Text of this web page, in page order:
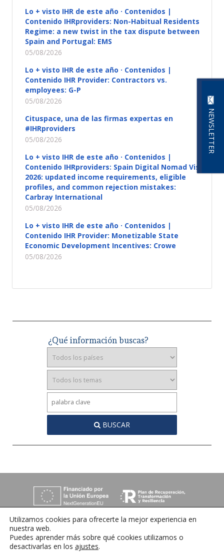
NEWSLETTER
Lo + visto IHR de este año · Contenidos |
Contenido IHRproviders: Non-Habitual Residents
Regime: a new twist in the tax dispute between
Spain and Portugal: EMS
05/08/2026
Lo + visto IHR de este año · Contenidos |
Contenido IHR Provider: Contractors vs.
employees: G-P
05/08/2026
Cituspace, una de las firmas expertas en
#IHRproviders
05/08/2026
Lo + visto IHR de este año · Contenidos |
Contenido IHRproviders: Spain Digital Nomad Visa
2026: updated income requirements, eligible
profiles, and common rejection mistakes:
Carbray International
05/08/2026
Lo + visto IHR de este año · Contenidos |
Contenido IHR Provider: Monetizable State
Economic Development Incentives: Crowe
05/08/2026
¿Qué información buscas?
BUSCAR
C/ Orense 6, 36970 Sanxenxo, Pontevedra
Utilizamos cookies para ofrecerte la mejor experiencia en
nuestra web.
Puedes aprender más sobre qué cookies utilizamos o
desactivarlas en los ajustes.